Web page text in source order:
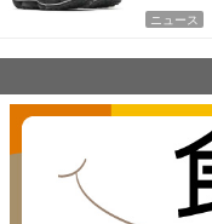
ニュース